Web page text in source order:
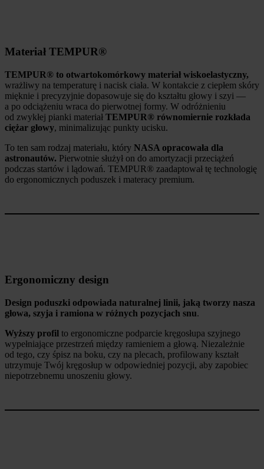
Materiał TEMPUR®
TEMPUR® to otwartokomórkowy materiał wiskoelastyczny,
wrażliwy na temperaturę i nacisk ciała. W kontakcie z ciepłem skóry
mięknie i precyzyjnie dopasowuje się do kształtu głowy i szyi —
a po odciążeniu wraca do pierwotnej formy. W odróżnieniu
od zwykłej pianki materiał TEMPUR® równomiernie rozkłada
ciężar głowy, minimalizując punkty ucisku.
To ten sam rodzaj materiału, który NASA opracowała dla
astronautów. Pierwotnie służył on do amortyzacji przeciążeń
podczas startów i lądowań. TEMPUR® zaadaptował tę technologię
do ergonomicznych poduszek i materacy premium.
Ergonomiczny design
Design poduszki odpowiada naturalnej linii, jaką tworzy nasza
głowa, szyja i ramiona w różnych pozycjach snu.
Wyższy profil to ergonomiczne podparcie kręgosłupa szyjnego
wypełniające przestrzeń między ramieniem a głową. Niezależnie
od tego, czy śpisz na boku, czy na plecach, profilowany kształt
utrzymuje Twój kręgosłup w odpowiedniej pozycji, aby zapobiec
niepotrzebnemu unoszeniu głowy.